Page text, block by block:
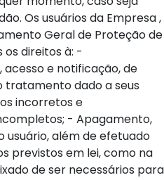
Os usuários da Empresa ,
Geral de Proteção de
os direitos à: -
e notificação, de
tratamento dado a seus
incorretos e
- Apagamento,
usuário, além de efetuado
previstos em lei, como na
de ser necessários para